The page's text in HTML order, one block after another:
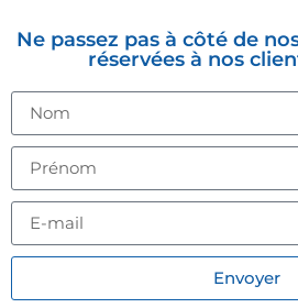
Ne passez pas à côté de
réservées à nos
Envoyer